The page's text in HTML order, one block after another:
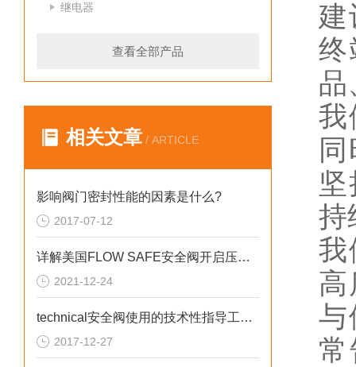
继电器
查看全部产品
相关文章 / ARTICLE
影响阀门密封性能的因素是什么?
2017-07-12
详解美国FLOW SAFE安全阀开启压力的调整
2021-12-24
technical安全阀使用的技术性指导工作说明讨论
2017-12-27
建
品
我
持
我
高
与